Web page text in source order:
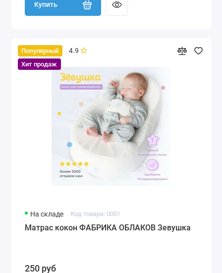
Купить
Популярный
Хит продаж
4.9
На складе Код товара: 0001
Матрас кокон ФАБРИКА ОБЛАКОВ Зевушка
250 руб